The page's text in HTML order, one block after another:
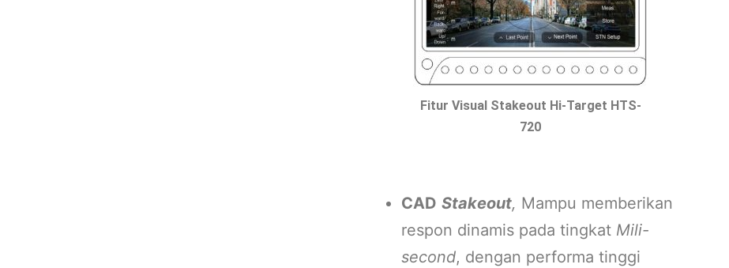
Fitur Visual Stakeout Hi-Target HTS-
720
CAD Stakeout, Mampu memberikan
respon dinamis pada tingkat Mili-
second, dengan performa tinggi